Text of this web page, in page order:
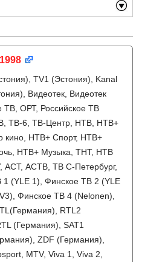
TV1 (Эстония), Kanal
Видеотек, Видеотек
ТВ, ОРТ, Российское ТВ
ТВ-6, ТВ-Центр, НТВ, НТВ+
НТВ+ Спорт, НТВ+
НТВ+ Музыка, ТНТ, НТВ
АСТ, АСТВ, ТВ С-Петербург,
1 (YLE 1), Финское ТВ 2 (YLE
Финское ТВ 4 (Nelonen),
RTL2
(Германия), SAT1
ZDF (Германия),
MTV, Viva 1, Viva 2,